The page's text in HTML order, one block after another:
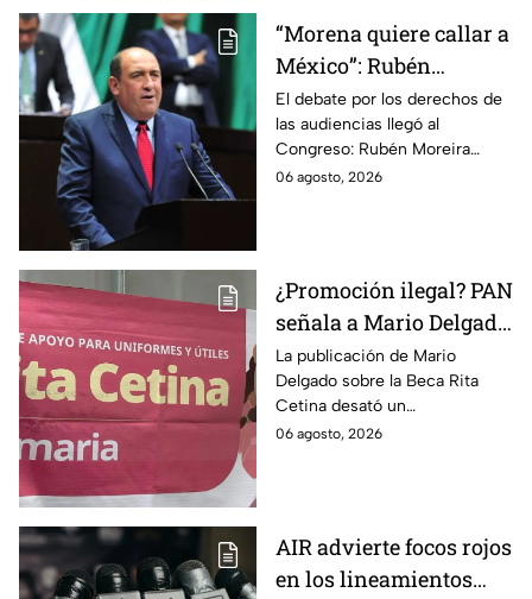
“Morena quiere callar a
México”: Rubén
Moreira pide frenar
discusión de
lineamientos de
audiencias hasta
El debate por los derechos de
las audiencias llegó al
Congreso: Rubén Moreira
reclama una consulta con
06 agosto, 2026
¿Promoción ilegal? PAN
señala a Mario Delgado
por publicación sobre
la Beca Rita Cetina
La publicación de Mario
Delgado sobre la Beca Rita
Cetina desató un
enfrentamiento entre Morena
06 agosto, 2026
AIR advierte focos rojos
en los lineamientos